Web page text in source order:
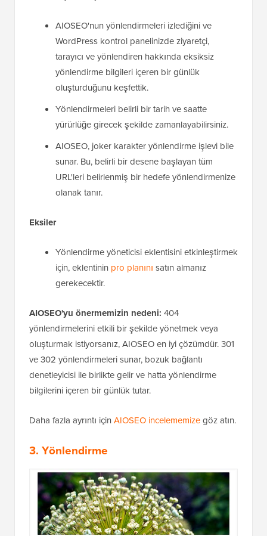
AIOSEO'nun yönlendirmeleri izlediğini ve
WordPress kontrol panelinizde ziyaretçi,
tarayıcı ve yönlendiren hakkında eksiksiz
yönlendirme bilgileri içeren bir günlük
oluşturduğunu keşfettik.
Yönlendirmeleri belirli bir tarih ve saatte
yürürlüğe girecek şekilde zamanlayabilirsiniz.
AIOSEO, joker karakter yönlendirme işlevi bile
sunar. Bu, belirli bir desene başlayan tüm
URL'leri belirlenmiş bir hedefe yönlendirmenize
olanak tanır.
Eksiler
Yönlendirme yöneticisi eklentisini etkinleştirmek
için, eklentinin pro planını satın almanız
gerekecektir.
AIOSEO'yu önermemizin nedeni: 404
yönlendirmelerini etkili bir şekilde yönetmek veya
oluşturmak istiyorsanız, AIOSEO en iyi çözümdür. 301
ve 302 yönlendirmeleri sunar, bozuk bağlantı
denetleyicisi ile birlikte gelir ve hatta yönlendirme
bilgilerini içeren bir günlük tutar.
Daha fazla ayrıntı için AIOSEO incelememizegöz atın.
3. Yönlendirme